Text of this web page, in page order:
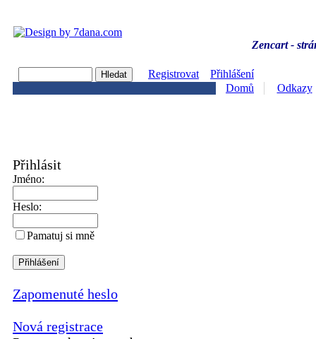
Zencart -
Registrovat
Přihlášení
Domů
Odkazy
Přihlásit
Jméno:
Heslo:
Pamatuj si mně
Zapomenuté heslo
Nová registrace